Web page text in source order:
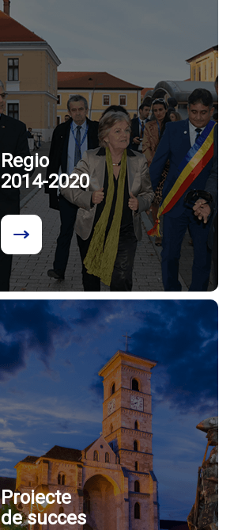
Regio
2014-2020
Proiecte
de succes